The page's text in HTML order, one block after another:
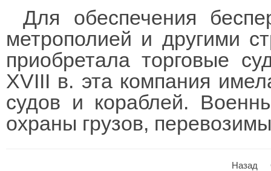
Для обеспечения
метрополией и другими
приобретала торговые
XVIII в. эта компания
судов и кораблей.
охраны грузов,
Назад